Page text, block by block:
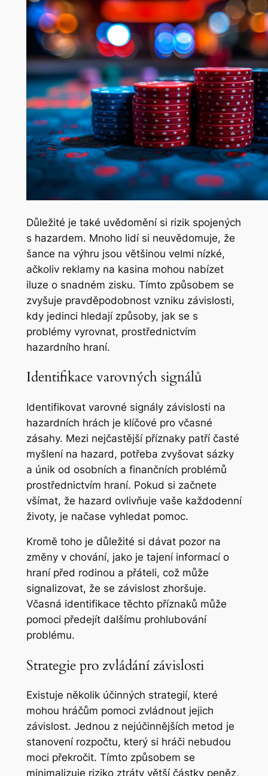
Důležité je také uvědomění si rizik spojených
s hazardem. Mnoho lidí si neuvědomuje, že
šance na výhru jsou většinou velmi nízké,
ačkoliv reklamy na kasina mohou nabízet
iluze o snadném zisku. Tímto způsobem se
zvyšuje pravděpodobnost vzniku závislosti,
kdy jedinci hledají způsoby, jak se s
problémy vyrovnat, prostřednictvím
hazardního hraní.
Identifikace varovných signálů
Identifikovat varovné signály závislosti na
hazardních hrách je klíčové pro včasné
zásahy. Mezi nejčastější příznaky patří časté
myšlení na hazard, potřeba zvyšovat sázky
a únik od osobních a finančních problémů
prostřednictvím hraní. Pokud si začnete
všímat, že hazard ovlivňuje vaše každodenní
životy, je načase vyhledat pomoc.
Kromě toho je důležité si dávat pozor na
změny v chování, jako je tajení informací o
hraní před rodinou a přáteli, což může
signalizovat, že se závislost zhoršuje.
Včasná identifikace těchto příznaků může
pomoci předejít dalšímu prohlubování
problému.
Strategie pro zvládání závislosti
Existuje několik účinných strategií, které
mohou hráčům pomoci zvládnout jejich
závislost. Jednou z nejúčinnějších metod je
stanovení rozpočtu, který si hráči nebudou
moci překročit. Tímto způsobem se
minimalizuje riziko ztráty větší částky peněz,